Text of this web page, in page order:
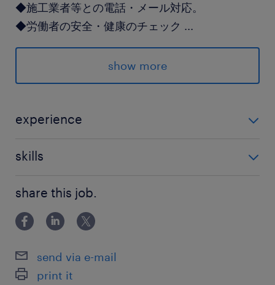
◆施工業者等との電話・メール対応。
◆労働者の安全・健康のチェック ...
（簡単な書類アップロード等お願いします）
※現場の入退場、安全書類、健康診断
リスク評価を管理する専用システムです。
派遣先の特徴
就業先は期間毎に代わります。
す。
最寄駅
show more
experience
可。
skills
・Excelの基本操作
上記2点が可能な方。
share this job.
send via e-mail
print it